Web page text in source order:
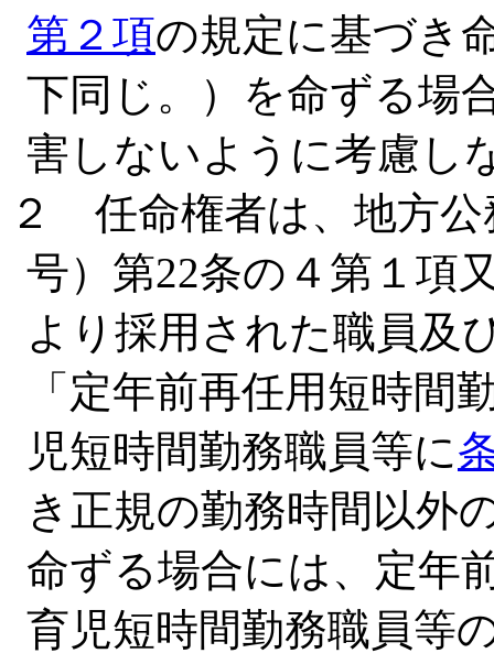
第２項の規定に基づき
下同じ。）を命ずる場
害しないように考慮し
２ 任命権者は、地方公
号）第22条の４第１項
より採用された職員及
「定年前再任用短時間
児短時間勤務職員等に
き正規の勤務時間以外
命ずる場合には、定年
育児短時間勤務職員等